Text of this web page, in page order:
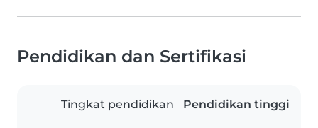
Pendidikan dan Sertifikasi
Tingkat pendidikan Pendidikan tinggi